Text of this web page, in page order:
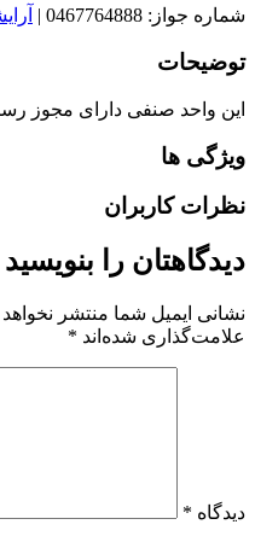
شماره جواز: 0467764888 |
توضیحات
این واحد صنفی دارای مجوز
ویژگی ها
نظرات کاربران
دیدگاهتان را بنویسید
نشانی ایمیل شما منتشر
علامت‌گذاری شده‌اند *
دیدگاه *